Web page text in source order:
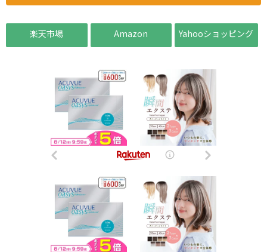
楽天市場 Amazon Yahooショッピング